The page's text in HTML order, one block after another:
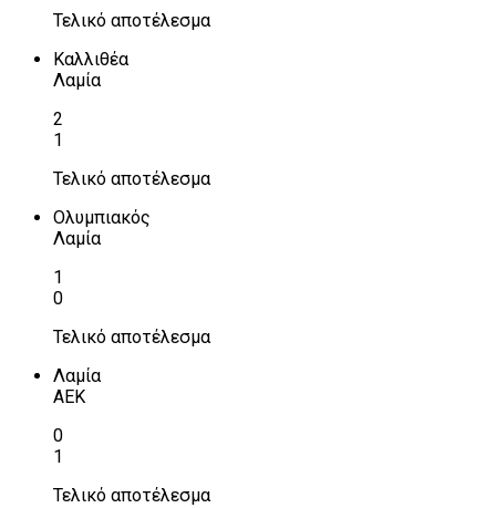
Τελικό αποτέλεσμα
Καλλιθέα
Λαμία
2
1
Τελικό αποτέλεσμα
Ολυμπιακός
Λαμία
1
0
Τελικό αποτέλεσμα
Λαμία
ΑΕΚ
0
1
Τελικό αποτέλεσμα